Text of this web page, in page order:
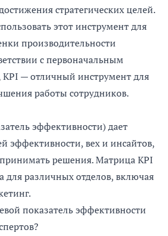
стратегических целей.
этот инструмент для
производительности
с первоначальным
KPI — отличный инструмент для
работы сотрудников.
эффективности) дает
эффективности, вех и инсайтов,
решения. Матрица KPI
для различных отделов, включая
показатель эффективности